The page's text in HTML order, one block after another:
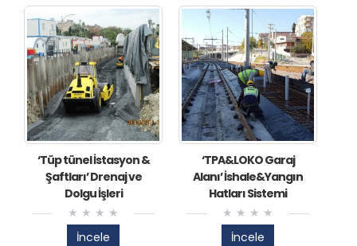
‘Tüp tünel İstasyon &
Şaftları’ Drenaj ve
Dolgu İşleri
İncele
‘TPA&LOKO Garaj
Alanı’ İshale&Yangın
Hatları Sistemi
İncele